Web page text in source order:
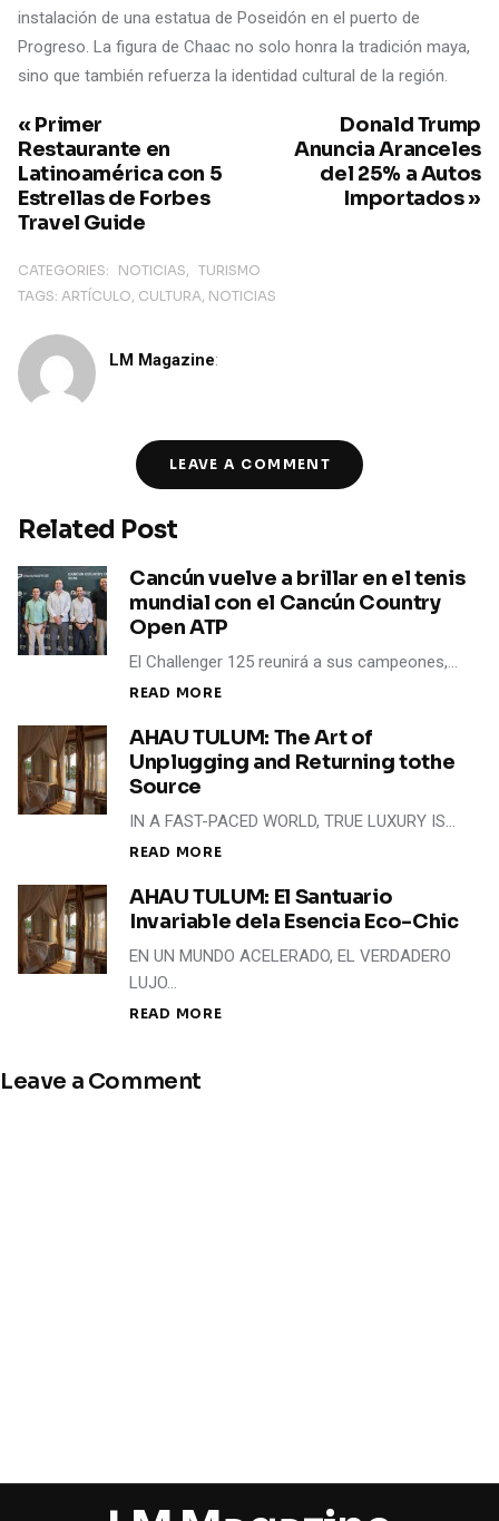
instalación de una estatua de Poseidón en el puerto de
Progreso. La figura de Chaac no solo honra la tradición maya,
sino que también refuerza la identidad cultural de la región.
Donald Trump
Anuncia Aranceles
del 25% a Autos
Importados »
« Primer
Restaurante en
Latinoamérica con 5
Estrellas de Forbes
Travel Guide
CATEGORIES: NOTICIAS
TURISMO
TAGS: ARTÍCULO CULTURA NOTICIAS
LM Magazine:
LEAVE A COMMENT
Related Post
Cancún vuelve a brillar en el tenis
mundial con el Cancún Country
Open ATP
El Challenger 125 reunirá a sus campeones,…
READ MORE
AHAU TULUM: The Art of
Unplugging and Returning tothe
Source
IN A FAST-PACED WORLD, TRUE LUXURY IS…
READ MORE
AHAU TULUM: El Santuario
Invariable dela Esencia Eco-Chic
EN UN MUNDO ACELERADO, EL VERDADERO
LUJO…
READ MORE
Leave a Comment